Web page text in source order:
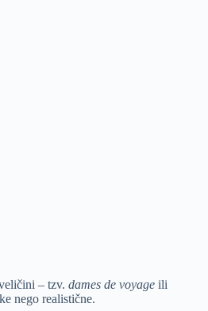
– tzv. dames de voyage ili
nego realistične.